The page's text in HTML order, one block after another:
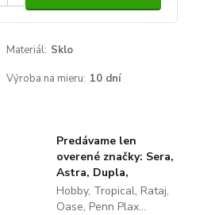
Materiál: Sklo
Výroba na mieru: 10 dní
Predávame len
overené značky: Sera,
Astra, Dupla,
Hobby, Tropical, Rataj,
Oase, Penn Plax...